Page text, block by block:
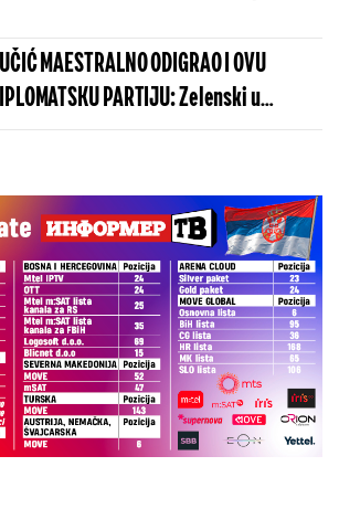
MAESTRALNO ODIGRAO I OVU
PARTIJU: Zelenski u
potvrdio - Kosovo je Srbija